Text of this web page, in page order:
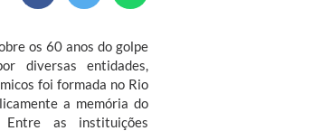
os 60 anos do golpe
diversas entidades,
foi formada no Rio
a memória do
as instituições